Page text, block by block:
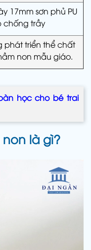
17mm sơn phủ PU
chống trầy
phát triển thể chất
non mẫu giáo.
học cho bé trai
là gì?